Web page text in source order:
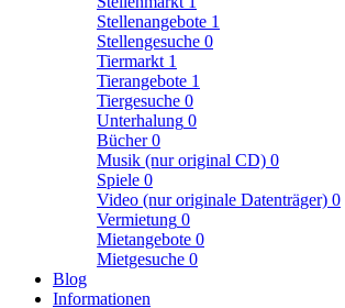
Stellenangebote 1
Stellengesuche 0
Tiermarkt 1
Tierangebote 1
Tiergesuche 0
Unterhalung 0
Bücher0
Musik (nur original CD) 0
Spiele 0
Video (nur originale Datenträger) 0
Vermietung 0
Mietangebote 0
Mietgesuche 0
Blog
Informationen